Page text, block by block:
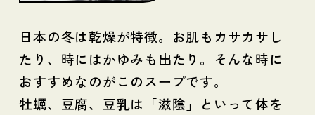
日本の冬は乾燥が特徴。お肌もカサカサし
たり、時にはかゆみも出たり。そんな時に
おすすめなのがこのスープです。
牡蠣、豆腐、豆乳は「滋陰」といって体を